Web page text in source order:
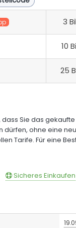
3
10
25
Sie das
ohne eine
Tarife. Für eine
Sicheres Einkaufen